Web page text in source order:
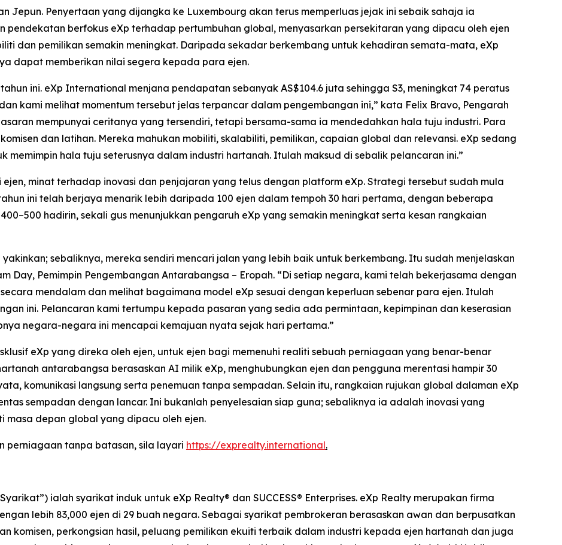
Jepun. Penyertaan yang dijangka ke Luxembourg akan terus memperluas jejak ini sebaik sahaja ia
pendekatan berfokus eXp terhadap pertumbuhan global, menyasarkan persekitaran yang dipacu oleh ejen
dan pemilikan semakin meningkat. Daripada sekadar berkembang untuk kehadiran semata-mata, eXp
dapat memberikan nilai segera kepada para ejen.
ini. eXp International menjana pendapatan sebanyak AS$104.6 juta sehingga S3, meningkat 74 peratus
kami melihat momentum tersebut jelas terpancar dalam pengembangan ini,” kata Felix Bravo, Pengarah
mempunyai ceritanya yang tersendiri, tetapi bersama-sama ia mendedahkan hala tuju industri. Para
dan latihan. Mereka mahukan mobiliti, skalabiliti, pemilikan, capaian global dan relevansi. eXp sedang
memimpin hala tuju seterusnya dalam industri hartanah. Itulah maksud di sebalik pelancaran ini.”
minat terhadap inovasi dan penjajaran yang telus dengan platform eXp. Strategi tersebut sudah mula
ini telah berjaya menarik lebih daripada 100 ejen dalam tempoh 30 hari pertama, dengan beberapa
hadirin, sekali gus menunjukkan pengaruh eXp yang semakin meningkat serta kesan rangkaian
sebaliknya, mereka sendiri mencari jalan yang lebih baik untuk berkembang. Itu sudah menjelaskan
Day, Pemimpin Pengembangan Antarabangsa – Eropah. “Di setiap negara, kami telah bekerjasama dengan
mendalam dan melihat bagaimana model eXp sesuai dengan keperluan sebenar para ejen. Itulah
ini. Pelancaran kami tertumpu kepada pasaran yang sedia ada permintaan, kepimpinan dan keserasian
negara-negara ini mencapai kemajuan nyata sejak hari pertama.”
eXp yang direka oleh ejen, untuk ejen bagi memenuhi realiti sebuah perniagaan yang benar-benar
antarabangsa berasaskan AI milik eXp, menghubungkan ejen dan pengguna merentasi hampir 30
komunikasi langsung serta penemuan tanpa sempadan. Selain itu, rangkaian rujukan global dalaman eXp
sempadan dengan lancar. Ini bukanlah penyelesaian siap guna; sebaliknya ia adalah inovasi yang
masa depan global yang dipacu oleh ejen.
perniagaan tanpa batasan, sila layari https://exprealty.international.
ialah syarikat induk untuk eXp Realty® dan SUCCESS® Enterprises. eXp Realty merupakan firma
lebih 83,000 ejen di 29 buah negara. Sebagai syarikat pembrokeran berasaskan awan dan berpusatkan
komisen, perkongsian hasil, peluang pemilikan ekuiti terbaik dalam industri kepada ejen hartanah dan juga